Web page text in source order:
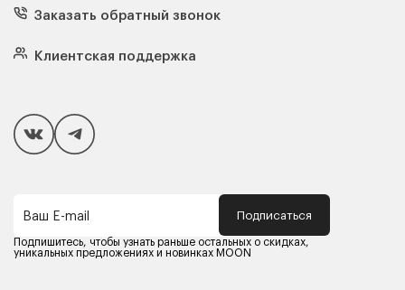
Кресла
Матрасы
Подушки
Чехлы и наматрасники
Покупателям
Способы оплаты
Компания MOON
Оферта
Политика конфиденциальности
Заказать обратный звонок
Клиентская поддержка
Ваш E-mail Подписаться
Подпишитесь, чтобы узнать раньше остальных о скидках,
уникальных предложениях и новинках MOON